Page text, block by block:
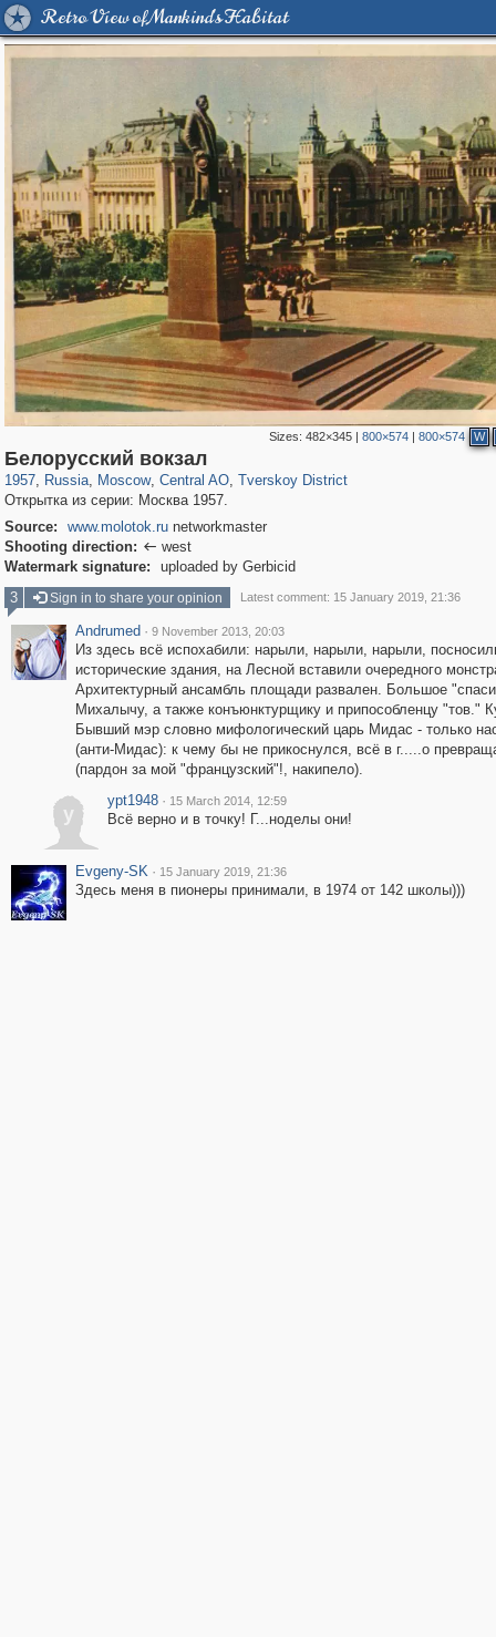
Retro View of Mankind's Habitat
Sizes:482×345 |800×574 |800×574 W
Белорусский вокзал
1957, Russia
1,407,206 29,248
, Moscow
319,878 8,286
, Central AO
160,021 5,916
, Tverskoy District
53,055
Открытка из серии: Москва 1957.
Source:
www.molotok.runetworkmaster
Shooting direction:  west
Watermark signature:
uploaded by Gerbicid
3
Sign in to share your opinion Latest comment: 15 January 2019, 21:36
Andrumed · 9 November 2013, 20:03
Из здесь всё испохабили: нарыли, нарыли, нарыли,
исторические здания, на Лесной вставили очередного
Архитектурный ансамбль площади развален. Большое
Михалычу, а также конъюнктурщику и припособленцу "тов."
Бывший мэр словно мифологический царь Мидас - только
(анти-Мидас): к чему бы не прикоснулся, всё в г.....о
(пардон за мой "французский"!, накипело).
y
ypt1948 · 15 March 2014, 12:59
Всё верно и в точку! Г...ноделы они!
Evgeny-SK · 15 January 2019, 21:36
Здесь меня в пионеры принимали, в 1974 от 142 школы)))